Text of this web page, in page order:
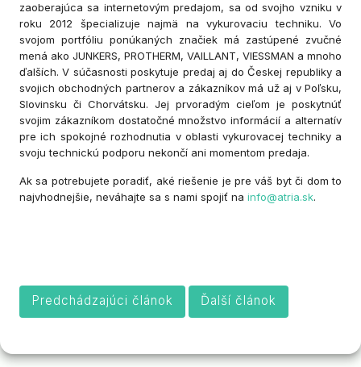
zaoberajúca sa internetovým predajom, sa od svojho vzniku v
roku 2012 špecializuje najmä na vykurovaciu techniku. Vo
svojom portfóliu ponúkaných značiek má zastúpené zvučné
mená ako JUNKERS, PROTHERM, VAILLANT, VIESSMAN a mnoho
ďalších. V súčasnosti poskytuje predaj aj do Českej republiky a
svojich obchodných partnerov a zákazníkov má už aj v Poľsku,
Slovinsku či Chorvátsku. Jej prvoradým cieľom je poskytnúť
svojim zákazníkom dostatočné množstvo informácií a alternatív
pre ich spokojné rozhodnutia v oblasti vykurovacej techniky a
svoju technickú podporu nekončí ani momentom predaja.
Ak sa potrebujete poradiť, aké riešenie je pre váš byt či dom to
najvhodnejšie, neváhajte sa s nami spojiť na info@atria.sk.
Predchádzajúci článok Ďalší článok